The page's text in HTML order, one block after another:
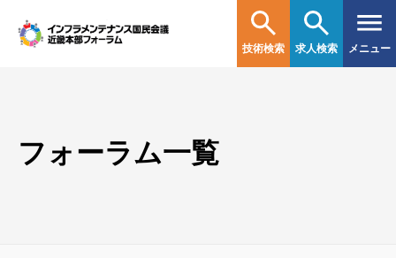
技術検索 求人検索 メニュー
フォーラム一覧